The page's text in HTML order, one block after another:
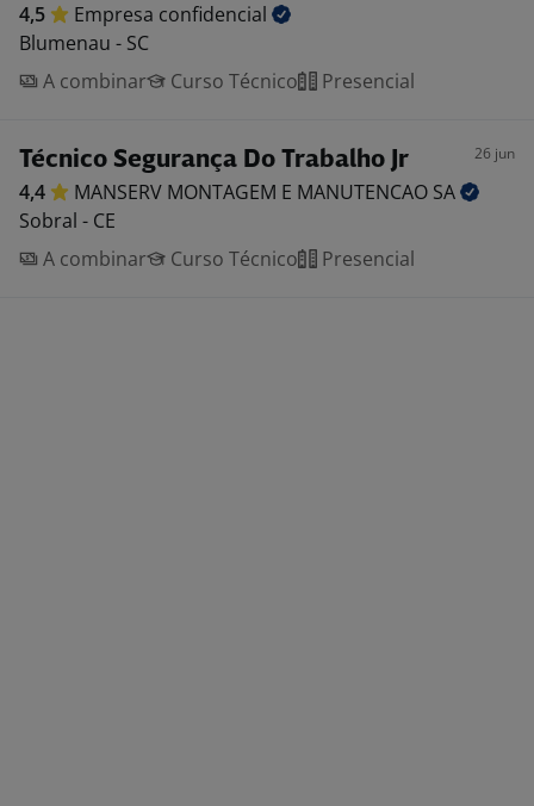
4,5 Empresa confidencial
Blumenau - SC
A combinar
Curso Técnico Presencial
Técnico Segurança Do Trabalho Jr 26 jun
4,4 MANSERV MONTAGEM E MANUTENCAO SA
Sobral - CE
A combinar
Curso Técnico Presencial